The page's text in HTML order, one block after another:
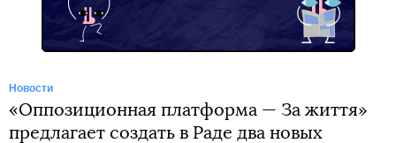
Новости
«Оппозиционная платформа — За життя»
предлагает создать в Раде два новых